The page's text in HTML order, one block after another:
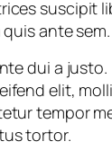
suscipit
ante sem.
dui a justo.
elit,
tempor
tortor.